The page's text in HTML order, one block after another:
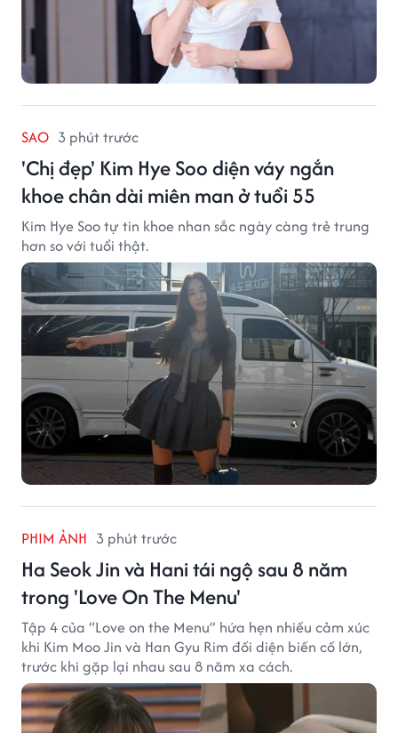
SAO 3 phút trước
'Chị đẹp' Kim Hye Soo diện váy ngắn
khoe chân dài miên man ở tuổi 55
Kim Hye Soo tự tin khoe nhan sắc ngày càng trẻ trung
hơn so với tuổi thật.
PHIM ẢNH 3 phút trước
Ha Seok Jin và Hani tái ngộ sau 8 năm
trong 'Love On The Menu'
Tập 4 của “Love on the Menu” hứa hẹn nhiều cảm xúc
khi Kim Moo Jin và Han Gyu Rim đối diện biến cố lớn,
trước khi gặp lại nhau sau 8 năm xa cách.